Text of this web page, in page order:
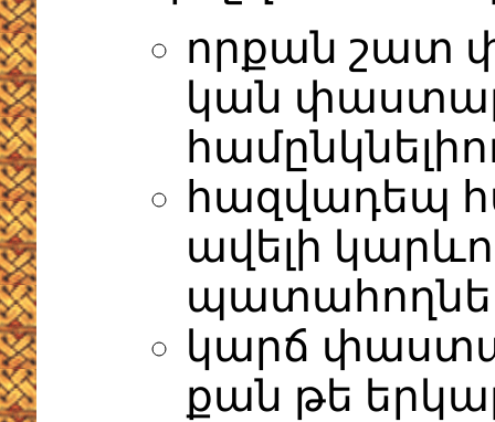
որքան շատ
կան
հազվադեպ
ավելի
կարճ
քան թե